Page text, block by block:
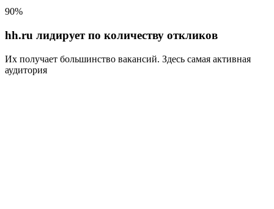
90%
hh.ru лидирует по количеству откликов
Их получает большинство вакансий. Здесь самая активная
аудитория